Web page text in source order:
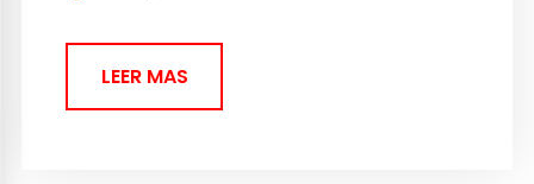
clasificatorias de la GEFORCE...
LEER MAS